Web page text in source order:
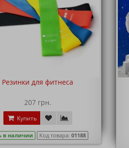
Резинки для фитнеса
207 грн.
Купить
в наличии Код товара:01188